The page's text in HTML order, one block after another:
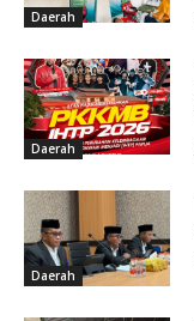
Daerah
Daerah
Daerah